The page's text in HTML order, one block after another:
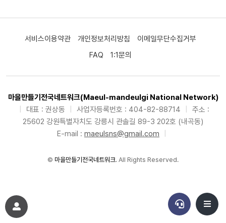
서비스이용약관 개인정보처리방침
이메일무단수집거부
FAQ
1:1문의
마을만들기전국네트워크(Maeul-mandeulgi National Network)
대표 : 권상동 사업자등록번호 : 404-82-88714
주소 :
25602 강원특별자치도 강릉시 관솔길 89-3 202호 (내곡동)
E-mail : maeulsns@gmail.com
© 마을만들기전국네트워크. All Rights Reserved.